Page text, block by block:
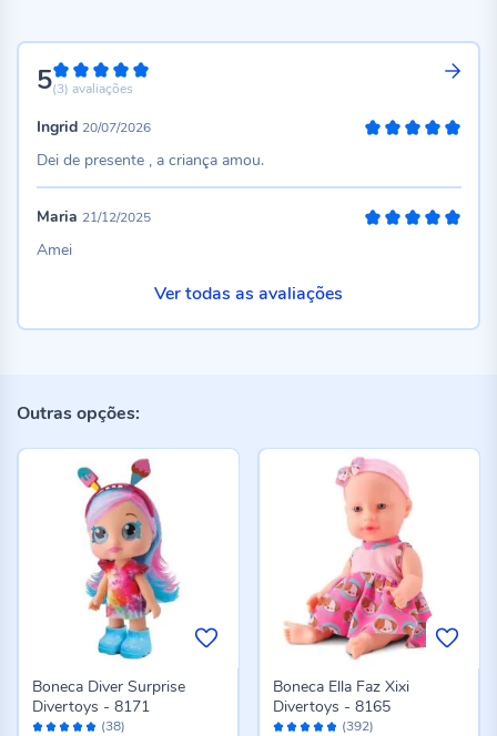
5100%
(3) avaliações
Ingrid 20/07/2026
Dei de presente , a criança amou.
Maria 21/12/2025
Amei
Ver todas as avaliações
Outras opções:
Avaliação: (38)
Boneca Diver Surprise
Divertoys - 8171
Avaliação: (392)
Boneca Ella Faz Xixi
Divertoys - 8165